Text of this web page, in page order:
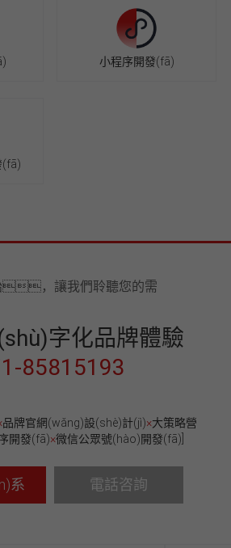
小程序開發(fā)
(fā)
，讓我們聆聽您的需
字化品牌體驗
85815193
品牌官網(wǎng)設(shè)計(jì)×大策略營
開發(fā)×微信公眾號(hào)開發(fā)
系 電話咨詢